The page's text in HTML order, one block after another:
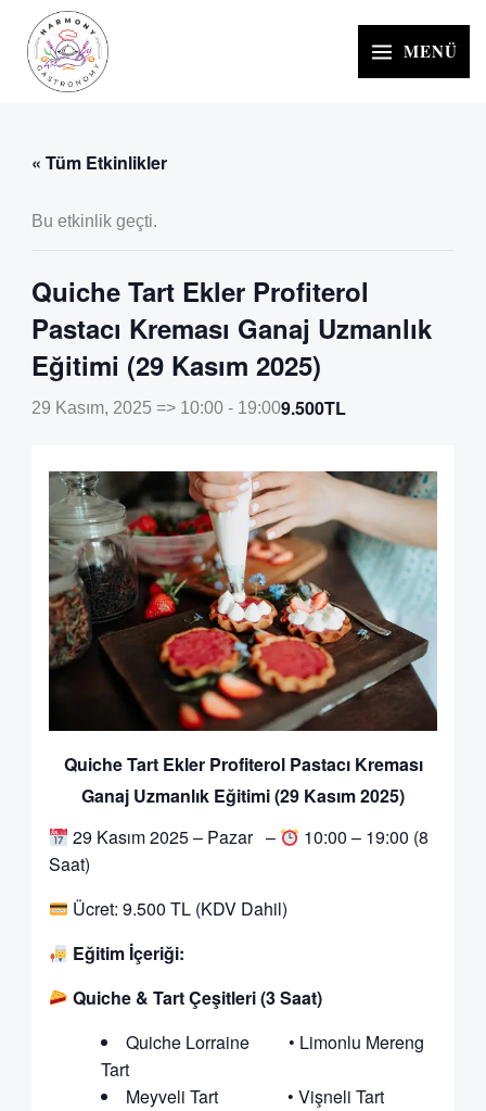
İçeriğe
MENÜ
« Tüm Etkinlikler
Bu etkinlik geçti.
Quiche Tart Ekler Profiterol
Pastacı Kreması Ganaj Uzmanlık
Eğitimi (29 Kasım 2025)
29 Kasım, 2025 => 10:00- 19:009.500TL
Quiche Tart Ekler Profiterol Pastacı Kreması
Ganaj Uzmanlık Eğitimi (29 Kasım 2025)
29 Kasım 2025 – Pazar –
10:00 – 19:00 (8
Saat)
Ücret: 9.500 TL (KDV Dahil)
Eğitim İçeriği:
Quiche & Tart Çeşitleri (3 Saat)
Quiche Lorraine • Limonlu Mereng
Tart
Meyveli Tart • Vişneli Tart